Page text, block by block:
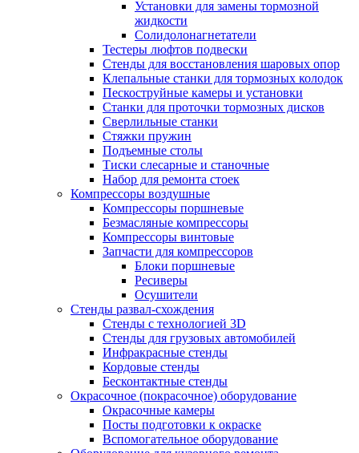
Установки для замены тормозной
жидкости
Солидолонагнетатели
Тестеры люфтов подвески
Стенды для восстановления шаровых опор
Клепальные станки для тормозных колодок
Пескоструйные камеры и установки
Станки для проточки тормозных дисков
Сверлильные станки
Стяжки пружин
Подъемные столы
Тиски слесарные и станочные
Набор для ремонта стоек
Компрессоры воздушные
Компрессоры поршневые
Безмасляные компрессоры
Компрессоры винтовые
Запчасти для компрессоров
Блоки поршневые
Ресиверы
Осушители
Стенды развал-схождения
Стенды с технологией 3D
Стенды для грузовых автомобилей
Инфракрасные стенды
Кордовые стенды
Бесконтактные стенды
Окрасочное (покрасочное) оборудование
Окрасочные камеры
Посты подготовки к окраске
Вспомогательное оборудование